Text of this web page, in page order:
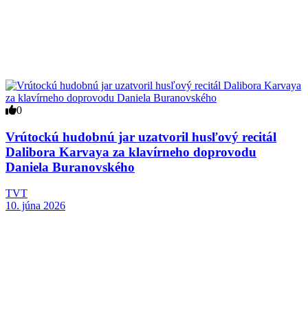
0
Vrútockú hudobnú jar uzatvoril husľový recitál
Dalibora Karvaya za klavírneho doprovodu
Daniela Buranovského
TVT
10. júna 2026